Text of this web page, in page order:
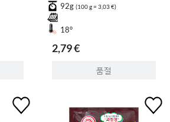
92g (100 g = 3,03 €)
18°
2,79 €
품절